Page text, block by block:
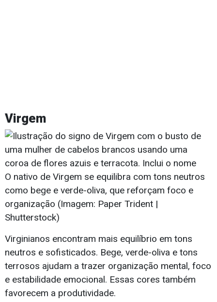
Virgem
O nativo de Virgem se equilibra com tons neutros
como bege e verde-oliva, que reforçam foco e
organização (Imagem: Paper Trident |
Shutterstock)
Virginianos encontram mais equilíbrio em tons
neutros e sofisticados. Bege, verde-oliva e tons
terrosos ajudam a trazer organização mental, foco
e estabilidade emocional. Essas cores também
favorecem a produtividade.